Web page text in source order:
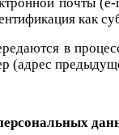
как
в
(адрес